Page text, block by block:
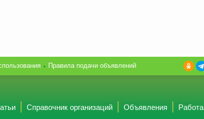
Правила подачи объявлений
Справочник организаций Объявления Работа